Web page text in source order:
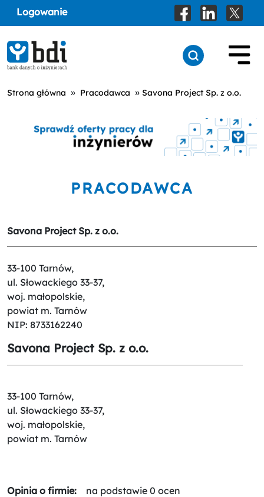
Logowanie
Strona główna » Pracodawca » Savona Project Sp. z o.o.
PRACODAWCA
Savona Project Sp. z o.o.
33-100 Tarnów,
ul. Słowackiego 33-37,
woj. małopolskie,
powiat m. Tarnów
NIP: 8733162240
Savona Project Sp. z o.o.
33-100 Tarnów,
ul. Słowackiego 33-37,
woj. małopolskie,
powiat m. Tarnów
Opinia o firmie: na podstawie 0 ocen